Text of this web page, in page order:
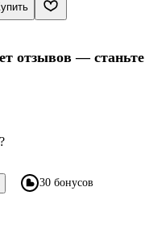
отзывов — станьте
30 бонусов